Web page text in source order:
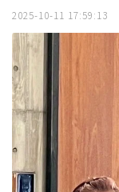
2025-10-11 17:59:13